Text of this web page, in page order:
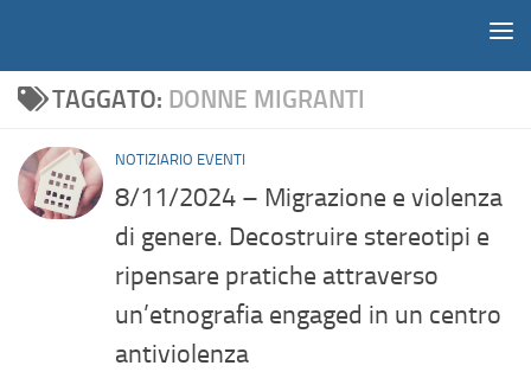
TAGGATO: DONNE MIGRANTI
NOTIZIARIO EVENTI
8/11/2024 – Migrazione e violenza
di genere. Decostruire stereotipi e
ripensare pratiche attraverso
un’etnografia engaged in un centro
antiviolenza